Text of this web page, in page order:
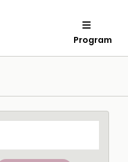
Program